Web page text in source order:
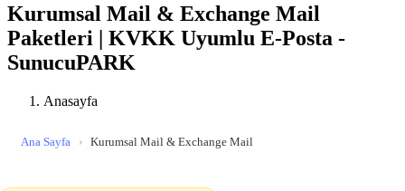
Kurumsal Mail & Exchange Mail
Paketleri | KVKK Uyumlu E-Posta -
SunucuPARK
Anasayfa
Ana Sayfa › Kurumsal Mail & Exchange Mail